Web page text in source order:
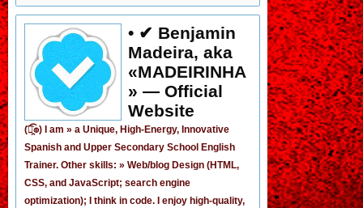
• ✔ Benjamin
Madeira, aka
«MADEIRINHA
» — Official
Website
(͡๏̯͡๏) I am »a Unique, High-Energy, Innovative
Spanish andUpper Secondary School English
Trainer. Other skills: » Web/blog Design (HTML,
CSS, and JavaScript; search engine
optimization); I think in code. I enjoy high-quality,